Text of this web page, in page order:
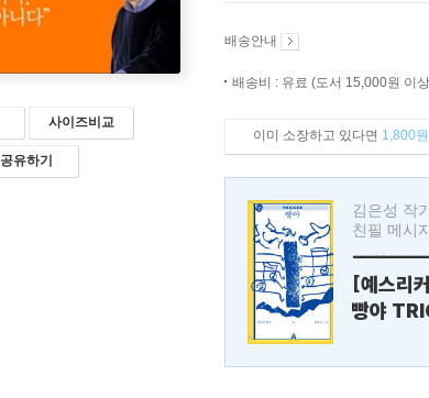
사이즈비교
공유하기
배송안내
배송비 : 유료 (도서 15,000원 이
이미 소장하고 있다면 1,800원
김은성 작
친필 메시
[예스리
빵야